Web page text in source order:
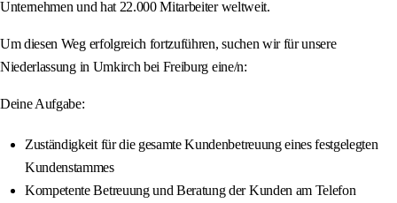
Unternehmen und hat 22.000 Mitarbeiter weltweit.
Um diesen Weg erfolgreich fortzuführen, suchen wir für unsere
Niederlassung in Umkirch bei Freiburg eine/n:
Deine Aufgabe:
Zuständigkeit für die gesamte Kundenbetreuung eines festgelegten
Kundenstammes
Kompetente Betreuung und Beratung der Kunden am Telefon